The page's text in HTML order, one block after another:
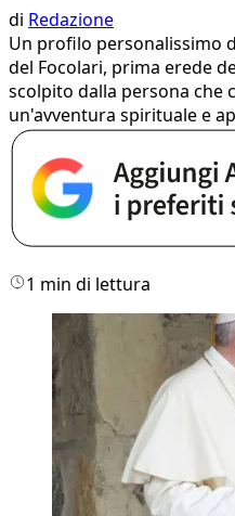
di Redazione
Un profilo personalissimo
del Focolari, prima erede
scolpito dalla persona che
un'avventura spirituale e
1 min di lettura